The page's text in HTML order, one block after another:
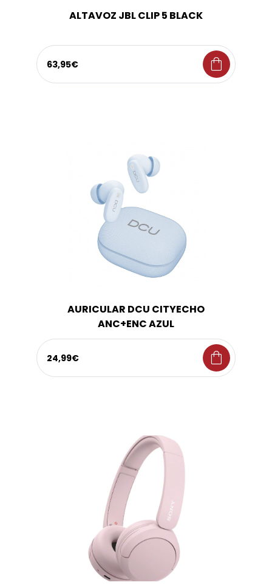
ALTAVOZ JBL CLIP 5 BLACK
63,95€ shopping_bag
AURICULAR DCU CITYECHO
ANC+ENC AZUL
24,99€ shopping_bag